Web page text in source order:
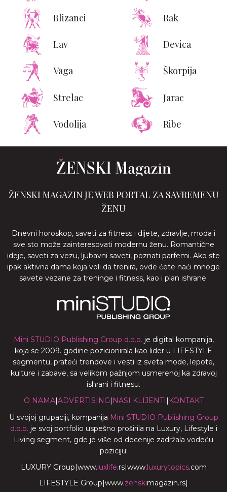
Blizanci Rak
Lav Devica
Vaga Škorpija
Strelac Jarac
Vodolija Ribe
ŽENSKI MAGAZIN JE WEB PORTAL ZA SAVREMENU
ŽENU
Dnevni horoskop, saveti za fitness i dijete, zdravlje, moda i
sve sto može zainteresovati modernu ženu. Romantične
ideje, saveti za vezu, ljubavni saveti, poznati parfemi. Ako ste
ipak aktivna dama koja voli da trenira, ovde ćete naći mnoge
savete vezane za treninge i fitness, kao i plan ishrane.
Mini STUDIO Publishing Group d.o.o. je digital kompanija,
koja se 2009. godine pozicionirala kao lider u LIFESTYLE
segmentu, prateći trendove i vesti iz sveta mode, lepote,
kulture i zabave, sa velikom pažnjom usmerenoj ka zdravoj
ishrani i fitnesu.
O NAMA|ADVERTISING| NASI KLIJENTI | KONTAKT
U svojoj grupaciji, kompanija Mini STUDIO Publishing Group
d.o.o. je svoj portfolio uspešno proširila na Luxury, Lifestyle i
Living segment, gde je više od decenije zadržala vodeću
poziciju:
LUXURY Group|www.luxlife.rs|www.luxurytopics.com
LIFESTYLE Group|www.zenskimagazin.rs|